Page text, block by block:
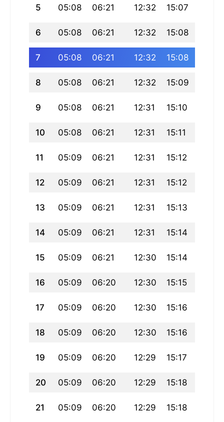
5 05:08 06:21 12:32 15:07
6 05:08 06:21 12:32 15:08
7 05:08 06:21 12:32 15:08
8 05:08 06:21 12:32 15:09
9 05:08 06:21 12:31 15:10
10 05:08 06:21 12:31 15:11
11 05:09 06:21 12:31 15:12
12 05:09 06:21 12:31 15:12
13 05:09 06:21 12:31 15:13
14 05:09 06:21 12:31 15:14
15 05:09 06:21 12:30 15:14
16 05:09 06:20 12:30 15:15
17 05:09 06:20 12:30 15:16
18 05:09 06:20 12:30 15:16
19 05:09 06:20 12:29 15:17
20 05:09 06:20 12:29 15:18
21 05:09 06:20 12:29 15:18